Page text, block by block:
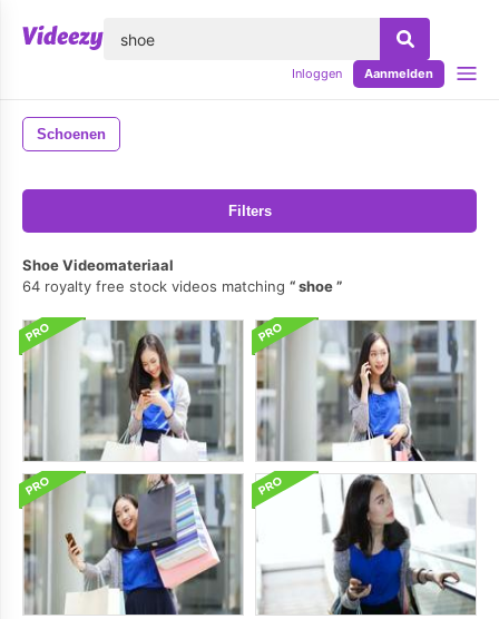
Inloggen Aanmelden
Schoenen
Filters
Shoe Videomateriaal
64 royalty free stock videos matching
shoe